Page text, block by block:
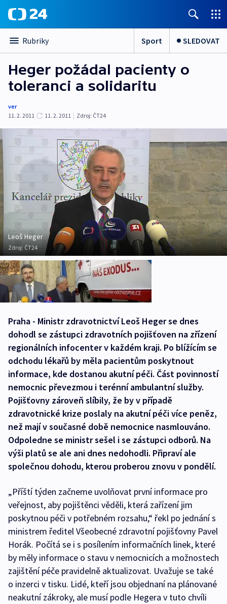
Rubriky Sport SLEDOVAT
Heger požádal pacienty o
toleranci a solidaritu
ver
11. 2. 2011
11. 2. 2011 | Zdroj: ČT24
Leoš Heger
Zdroj:ČT24
Praha - Ministr zdravotnictví Leoš Heger se dnes
dohodl se zástupci zdravotních pojišťoven na zřízení
regionálních infocenter v každém kraji. Po blížícím se
odchodu lékařů by měla pacientům poskytnout
informace, kde dostanou akutní péči. Část povinností
nemocnic převezmou i terénní ambulantní služby.
Pojišťovny zároveň slíbily, že by v případě
zdravotnické krize poslaly na akutní péči více peněz,
než mají v současné době nemocnice nasmlouváno.
Odpoledne se ministr sešel i se zástupci odborů. Na
výši platů se ale ani dnes nedohodli. Připraví ale
společnou dohodu, kterou proberou znovu v pondělí.
„Příští týden začneme uvolňovat první informace pro
veřejnost, aby pojištěnci věděli, která zařízení jim
poskytnou péči v potřebném rozsahu,“ řekl po jednání s
ministrem ředitel Všeobecné zdravotní pojišťovny Pavel
Horák. Počítá se i s posílením informačních linek, které
by měly informace o stavu v nemocnicích a možnostech
zajištění péče pravidelně aktualizovat. Uvažuje se také
o inzerci v tisku. Lidé, kteří jsou objednaní na plánované
neakutní zákroky, ale musí podle Hegera v tuto chvíli